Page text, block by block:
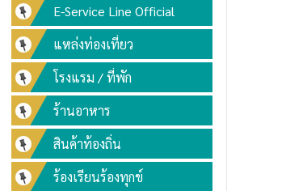
E-Service Line Official
แหล่งท่องเที่ยว
โรงแรม / ที่พัก
ร้านอาหาร
สินค้าท้องถิ่น
ร้องเรียนร้องทุกข์